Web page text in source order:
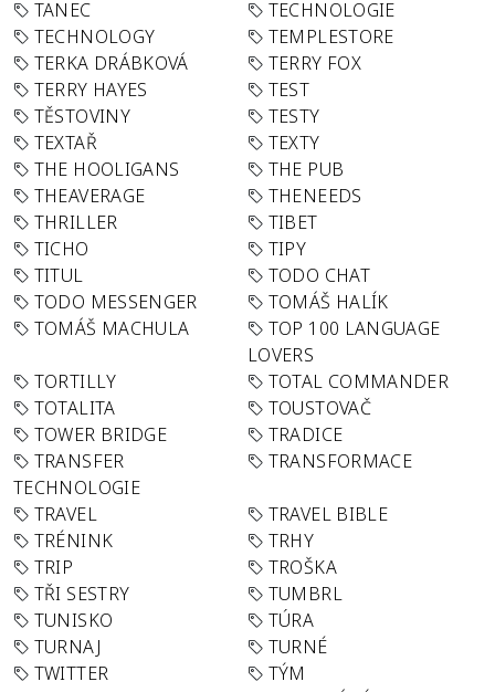
TANEC
TECHNOLOGIE
TECHNOLOGY
TEMPLESTORE
TERKA DRÁBKOVÁ
TERRY FOX
TERRY HAYES
TEST
TĚSTOVINY
TESTY
TEXTAŘ
TEXTY
THE HOOLIGANS
THE PUB
THEAVERAGE
THENEEDS
THRILLER
TIBET
TICHO
TIPY
TITUL
TODO CHAT
TODO MESSENGER
TOMÁŠ HALÍK
TOMÁŠ MACHULA
TOP 100 LANGUAGE
LOVERS
TORTILLY
TOTAL COMMANDER
TOTALITA
TOUSTOVAČ
TOWER BRIDGE
TRADICE
TRANSFER
TECHNOLOGIE
TRANSFORMACE
TRAVEL
TRAVEL BIBLE
TRÉNINK
TRHY
TRIP
TROŠKA
TŘI SESTRY
TUMBRL
TUNISKO
TÚRA
TURNAJ
TURNÉ
TWITTER
TÝM